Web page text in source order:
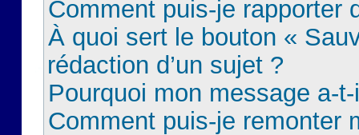
Comment puis-je rapporter
À quoi sert le bouton «
rédaction d’un sujet ?
Pourquoi mon message a-
Comment puis-je remonter